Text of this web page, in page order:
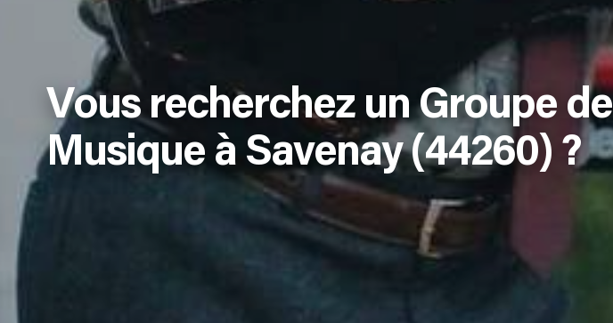
Vous recherchez un Groupe de
Musique à Savenay (44260) ?